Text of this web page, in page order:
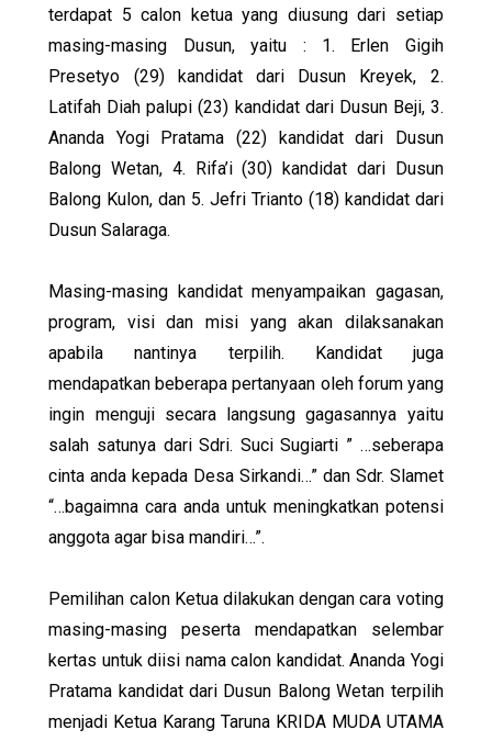
terdapat 5 calon ketua yang diusung dari setiap
masing-masing Dusun, yaitu : 1. Erlen Gigih
Presetyo (29) kandidat dari Dusun Kreyek, 2.
Latifah Diah palupi (23) kandidat dari Dusun Beji, 3.
Ananda Yogi Pratama (22) kandidat dari Dusun
Balong Wetan, 4. Rifa’i (30) kandidat dari Dusun
Balong Kulon, dan 5. Jefri Trianto (18) kandidat dari
Dusun Salaraga.
Masing-masing kandidat menyampaikan gagasan,
program, visi dan misi yang akan dilaksanakan
apabila nantinya terpilih. Kandidat juga
mendapatkan beberapa pertanyaan oleh forum yang
ingin menguji secara langsung gagasannya yaitu
salah satunya dari Sdri. Suci Sugiarti ” …seberapa
cinta anda kepada Desa Sirkandi…” dan Sdr. Slamet
“…bagaimna cara anda untuk meningkatkan potensi
anggota agar bisa mandiri…”.
Pemilihan calon Ketua dilakukan dengan cara voting
masing-masing peserta mendapatkan selembar
kertas untuk diisi nama calon kandidat. Ananda Yogi
Pratama kandidat dari Dusun Balong Wetan terpilih
menjadi Ketua Karang Taruna KRIDA MUDA UTAMA